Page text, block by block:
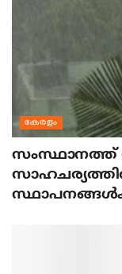
കേരളം
സംസ്ഥാനത്ത്
സാഹചര്യത്തിൽ